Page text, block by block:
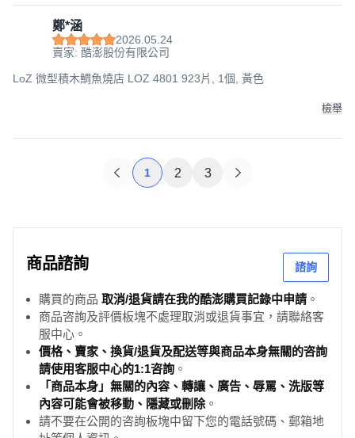
鄭*涵
2026.05.24
賣家: 酷澎股份有限公司
LoZ 微型積木鯛魚燒店 LOZ 4801 923片, 1個, 黃色
檢舉
1 2 3
商品諮詢 諮詢
購買的商品 取消/退貨請在我的酷澎購買記錄中申請 。
商品咨詢及評價板塊不處理取消或退貨事宜，請聯絡客
服中心。
價格、賣家、換貨/退貨及配送等與商品本身無關的咨詢
請使用客服中心的1:1咨詢 。
「商品本身」無關的內容、轉讓、廣告、辱罵、洗版等
內容可能會被移動、隱藏或刪除。
請不要在公開的咨詢板塊中留下您的電話號碼、郵箱地